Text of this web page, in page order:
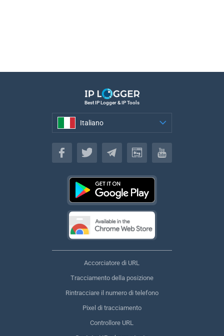
Best IP Logger & IP Tools
Italiano
Italiano
Accorciatore di URL
Tracciamento della posizione
Rintracciare il numero di telefono
Pixel di tracciamento
Controllore URL